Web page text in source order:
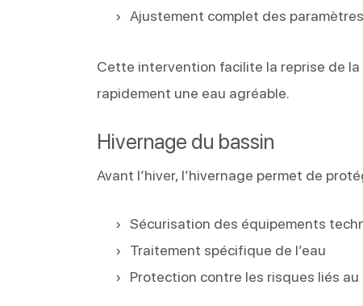
Ajustement complet des paramètres
Cette intervention facilite la reprise de
rapidement une eau agréable.
Hivernage du bassin
Avant l’hiver, l’hivernage permet de
Sécurisation des équipements
Traitement spécifique de l’eau
Protection contre les risques liés au